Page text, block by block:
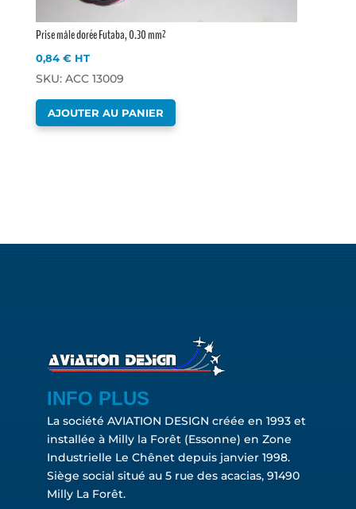
Prise mâle dorée Futaba, 0.30 mm²
0,84€ HT
SKU: ACC 13009
AJOUTER AU PANIER
INFO PLUS
La société AVIATION DESIGN créée en 1993 et
installée à Milly la Forêt (Essonne) en Zone
Industrielle Le Chênet depuis janvier 1998.
Siège social situé au 5 rue des acacias, 91490
Milly La Forêt.